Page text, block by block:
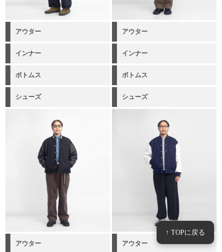
アウター アウター
インナー インナー
ボトムス ボトムス
シューズ シューズ
アウター アウター
↑ TOPに戻る